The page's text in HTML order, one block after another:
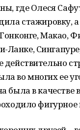
где Олеся
стажировку,
Макао,
во многих ее
была в